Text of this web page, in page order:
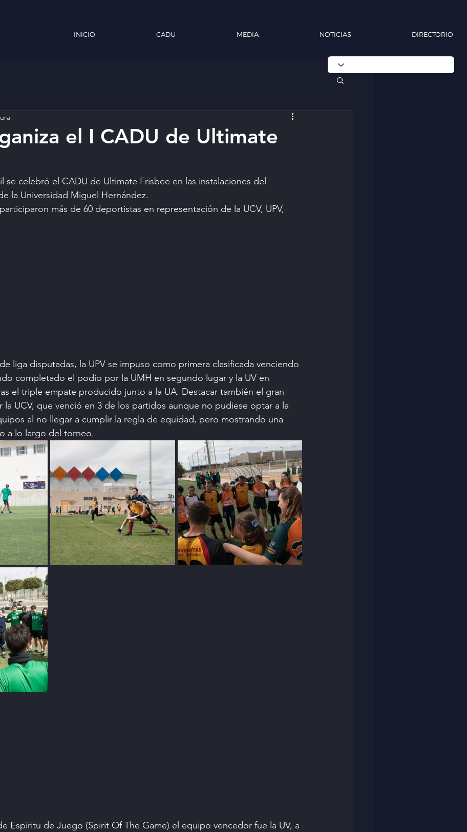
INICIO CADU MEDIA NOTICIAS DIRECTORIO
el I CADU de Ultimate
se celebró el CADU de Ultimate Frisbee en las instalaciones del
la Universidad Miguel Hernández.
más de 60 deportistas en representación de la UCV, UPV,
liga disputadas, la UPV se impuso como primera clasificada venciendo
completado el podio por la UMH en segundo lugar y la UV en
el triple empate producido junto a la UA. Destacar también el gran
la UCV, que venció en 3 de los partidos aunque no pudiese optar a la
al no llegar a cumplir la regla de equidad, pero mostrando una
a lo largo del torneo.
Espíritu de Juego (Spirit Of The Game) el equipo vencedor fue la UV, a